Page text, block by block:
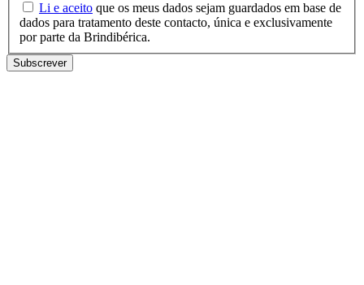
Li e aceito que os meus dados sejam guardados em base de
dados para tratamento deste contacto, única e exclusivamente
por parte da Brindibérica.